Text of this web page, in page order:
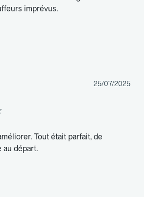
imprévus.
25/07/2025
Tout était parfait, de
au départ.